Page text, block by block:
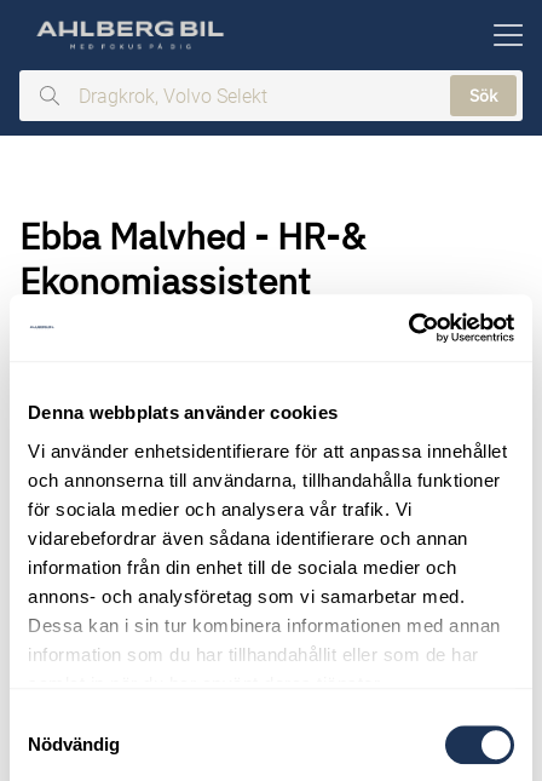
Denna webbplats använder cookies
Vi använder enhetsidentifierare för att anpassa innehållet
och annonserna till användarna, tillhandahålla funktioner
för sociala medier och analysera vår trafik. Vi
vidarebefordrar även sådana identifierare och annan
information från din enhet till de sociala medier och
annons- och analysföretag som vi samarbetar med.
Dessa kan i sin tur kombinera informationen med annan
information som du har tillhandahållit eller som de har
Nödvändig
huvudinnehållet
Dragkrok,
Volvo
Sök
Ebba Malvhed - HR-&
Ekonomiassistent